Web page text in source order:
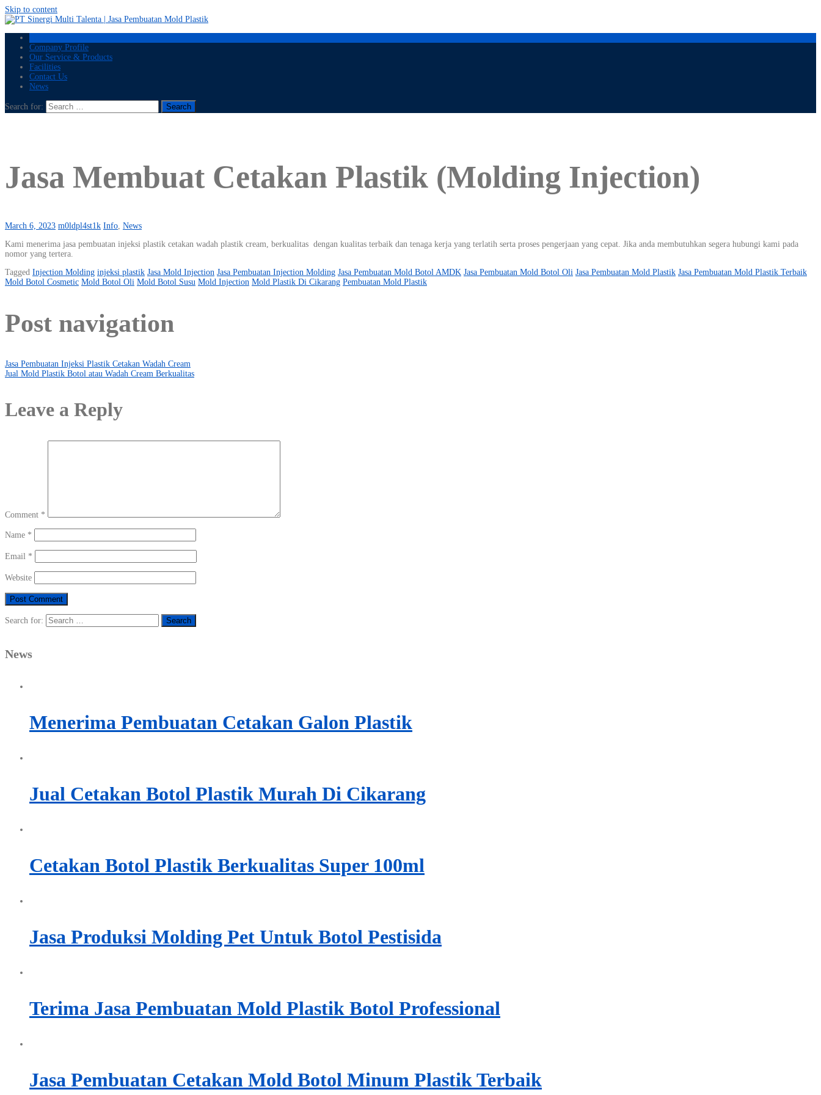
Skip to content
Company Profile
Our Service & Products
Facilities
Contact Us
News
Search for:
Jasa Membuat Cetakan Plastik (Molding Injection)
March 6, 2023 m0ldpl4st1k Info, News
Kami menerima jasa pembuatan injeksi plastik cetakan wadah plastik cream, berkualitas dengan kualitas terbaik dan tenaga kerja yang terlatih serta proses pengerjaan yang cepat. Jika anda membutuhkan segera hubungi kami pada
nomor yang tertera.
Tagged Injection Molding injeksi plastik Jasa Mold Injection Jasa Pembuatan Injection Molding Jasa Pembuatan Mold Botol AMDK Jasa Pembuatan Mold Botol Oli Jasa Pembuatan Mold Plastik Jasa Pembuatan Mold Plastik Terbaik
Mold Botol Cosmetic Mold Botol Oli Mold Botol Susu Mold Injection Mold Plastik Di Cikarang Pembuatan Mold Plastik
Post navigation
Jasa Pembuatan Injeksi Plastik Cetakan Wadah Cream
Jual Mold Plastik Botol atau Wadah Cream Berkualitas
Leave a Reply
Comment *
Name *
Email *
Website
Search for:
News
Menerima Pembuatan Cetakan Galon Plastik
Jual Cetakan Botol Plastik Murah Di Cikarang
Cetakan Botol Plastik Berkualitas Super 100ml
Jasa Produksi Molding Pet Untuk Botol Pestisida
Terima Jasa Pembuatan Mold Plastik Botol Professional
Jasa Pembuatan Cetakan Mold Botol Minum Plastik Terbaik